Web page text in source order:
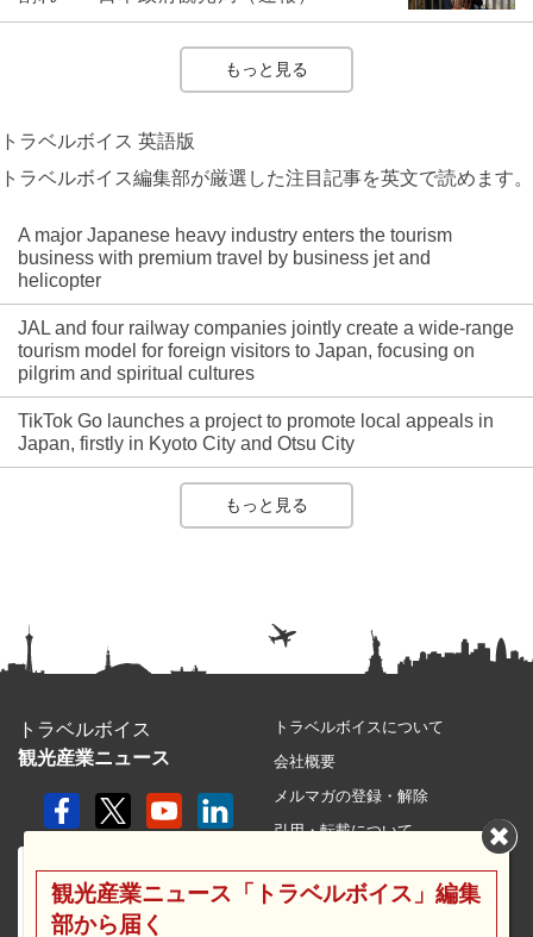
もっと見る
トラベルボイス 英語版
トラベルボイス編集部が厳選した注目記事を英文で読めます。
A major Japanese heavy industry enters the tourism
business with premium travel by business jet and
helicopter
JAL and four railway companies jointly create a wide-range
tourism model for foreign visitors to Japan, focusing on
pilgrim and spiritual cultures
TikTok Go launches a project to promote local appeals in
Japan, firstly in Kyoto City and Otsu City
もっと見る
トラベルボイス
観光産業ニュース
トラベルボイスについて
会社概要
メルマガの登録・解除
引用・転載について
利用規約
観光産業ニュース「トラベルボイス」編集
部から届く